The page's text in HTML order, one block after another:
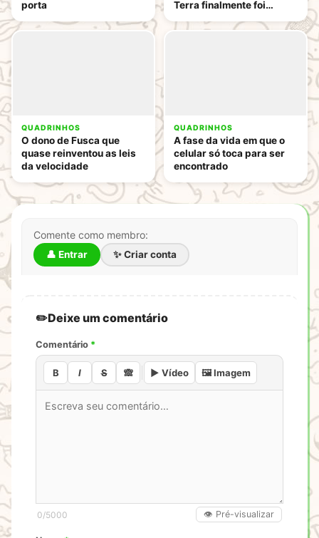
porta
Terra finalmente foi
QUADRINHOS
O dono de Fusca que
quase reinventou as leis
da velocidade
QUADRINHOS
A fase da vida em que o
celular só toca para ser
encontrado
Comente como membro:
👤 Entrar ✨ Criar conta
Deixe um comentário
Comentário *
B I S 🙈 ▶️ Vídeo 🖼️ Imagem
0/5000 👁️ Pré-visualizar